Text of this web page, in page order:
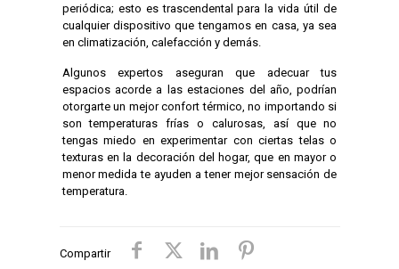
periódica; esto es trascendental para la vida útil de
cualquier dispositivo que tengamos en casa, ya sea
en climatización, calefacción y demás.
Algunos expertos aseguran que adecuar tus
espacios acorde a las estaciones del año, podrían
otorgarte un mejor confort térmico, no importando si
son temperaturas frías o calurosas, así que no
tengas miedo en experimentar con ciertas telas o
texturas en la decoración del hogar, que en mayor o
menor medida te ayuden a tener mejor sensación de
temperatura.
Compartir